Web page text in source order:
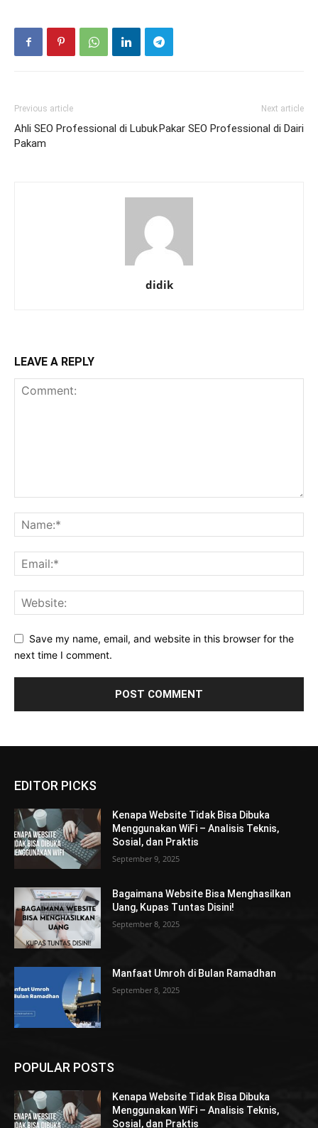
Previous article
Ahli SEO Professional di Lubuk
Pakam
Next article
Pakar SEO Professional di Dairi
didik
LEAVE A REPLY
Save my name, email, and website in this browser for the
next time I comment.
EDITOR PICKS
Kenapa Website Tidak Bisa Dibuka
Menggunakan WiFi – Analisis Teknis,
Sosial, dan Praktis
September 9, 2025
Bagaimana Website Bisa Menghasilkan
Uang, Kupas Tuntas Disini!
September 8, 2025
Manfaat Umroh di Bulan Ramadhan
September 8, 2025
POPULAR POSTS
Kenapa Website Tidak Bisa Dibuka
Menggunakan WiFi – Analisis Teknis,
Sosial, dan Praktis